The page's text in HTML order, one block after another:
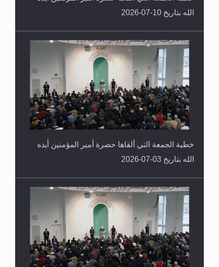
الله بتاريخ 10-07-2026
خطبة الجمعة التي ألقاها حضرة أمير المؤمنين أيده
الله بتاريخ 03-07-2026